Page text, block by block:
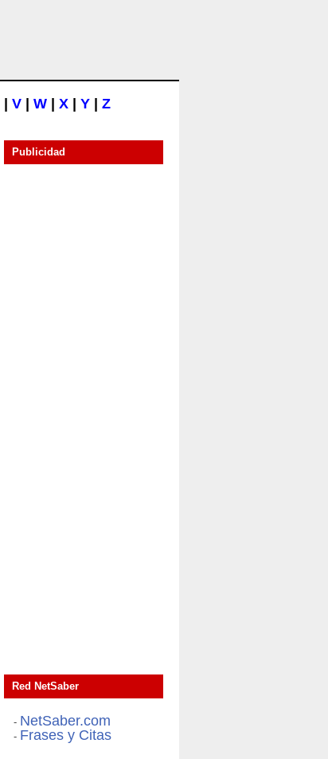
V W X Y Z
Publicidad
Red NetSaber
- NetSaber.com
- Frases y Citas